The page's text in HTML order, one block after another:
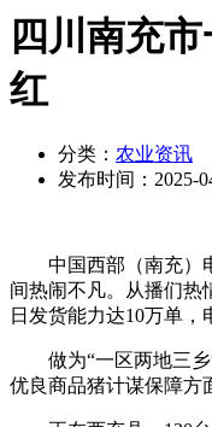
四川南充
红
分类： 农业资讯
发布时间： 2025-
中国西部（南充）电
间热闹不凡。从播们热
日发货能力达10万单，
做为“一区两地三乡”
优良商品猪计谋保障方